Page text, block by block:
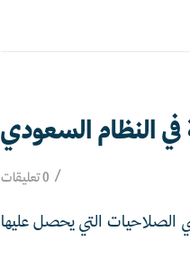
في النظام السعودي
/ 0 تعليقات
الصلاحيات التي يحصل عليها